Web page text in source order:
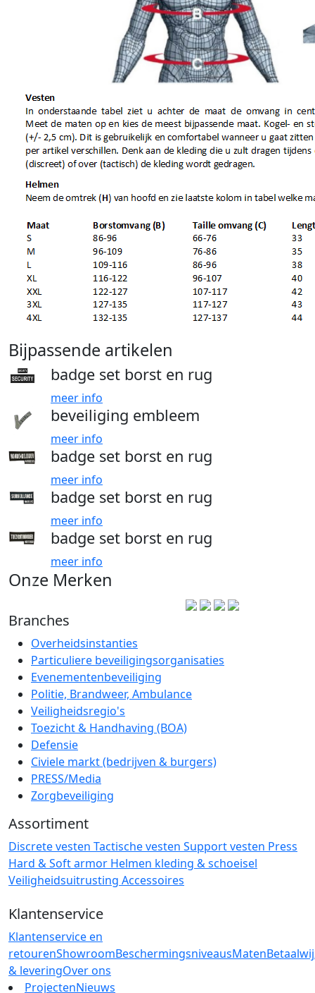
Bijpassende artikelen
badge set borst en rug
meer info
beveiliging embleem
meer info
badge set borst en rug
meer info
badge set borst en rug
meer info
badge set borst en rug
meer info
Onze Merken
Branches
Overheidsinstanties
Particuliere beveiligingsorganisaties
Evenementenbeveiliging
Politie, Brandweer, Ambulance
Veiligheidsregio's
Toezicht & Handhaving (BOA)
Defensie
Civiele markt (bedrijven & burgers)
PRESS/Media
Zorgbeveiliging
Assortiment
Discrete vesten Tactische vesten Support vesten Press
Hard & Soft armor Helmen kleding & schoeisel
Veiligheidsuitrusting Accessoires
Klantenservice
Klantenservice en
retourenShowroomBeschermingsniveausMaten
& leveringOver ons
ProjectenNieuws